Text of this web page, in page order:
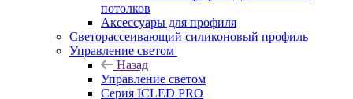
потолков
Аксессуары для профиля
Светорассеивающий силиконовый профиль
Управление светом
Назад
Управление светом
Серия ICLED PRO